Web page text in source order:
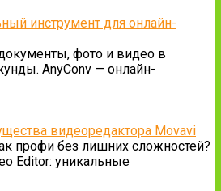
инструмент для онлайн-
фото и видео в
AnyConv — онлайн-
видеоредактора Movavi
профи без лишних сложностей?
Editor: уникальные